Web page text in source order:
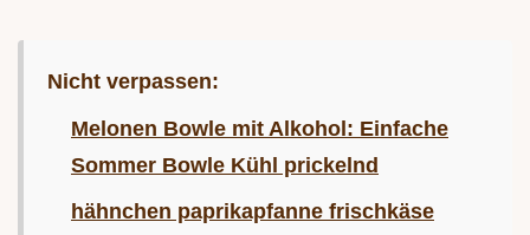
Nicht verpassen:
Melonen Bowle mit Alkohol: Einfache
Sommer Bowle Kühl prickelnd
hähnchen paprikapfanne frischkäse